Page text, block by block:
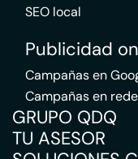
SEO local
Publicidad
Campañas en
Campañas en
GRUPO QDQ
TU ASESOR